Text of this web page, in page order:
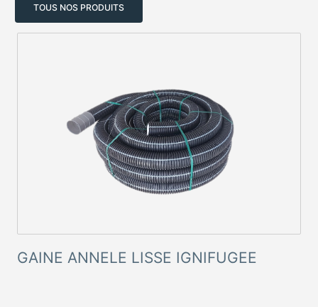
TOUS NOS PRODUITS
GAINE ANNELE LISSE IGNIFUGEE